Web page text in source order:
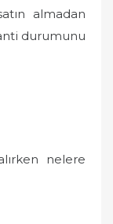
almadan
durumunu
nelere